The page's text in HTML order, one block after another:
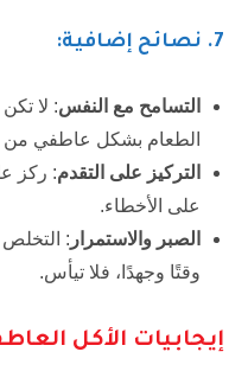
7. نصائح إضافية:
التسامح مع النفس: لا
الطعام بشكل عاطفي من
التركيز على التقدم: ركز
على الأخطاء.
الصبر والاستمرار :
وقتًا وجهدًا، فلا تيأس.
إيجابيات الأكل